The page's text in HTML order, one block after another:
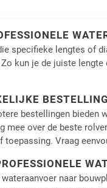
specifieke lengtes of
kun je de juiste
bestellingen
mee over de beste
toepassing. Vraag
naar